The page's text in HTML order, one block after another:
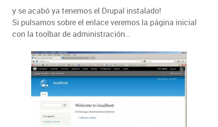
y se acabó ya tenemos el Drupal instalado!
Si pulsamos sobre el enlace veremos la página inicial
con la toolbar de administración…